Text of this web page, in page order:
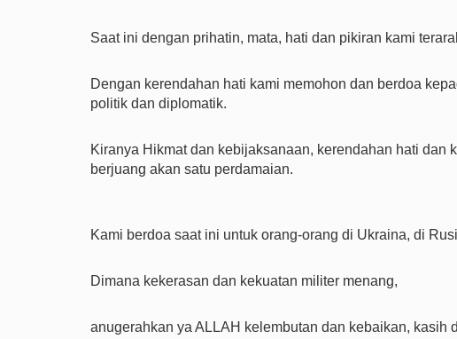
Saat ini dengan prihatin, mata, hati dan pikiran kami
Dengan kerendahan hati kami memohon dan berdoa
politik dan diplomatik.
Kiranya Hikmat dan kebijaksanaan, kerendahan hati dan
berjuang akan satu perdamaian.
Kami berdoa saat ini untuk orang-orang di Ukraina, di
Dimana kekerasan dan kekuatan militer menang,
anugerahkan ya ALLAH kelembutan dan kebaikan,